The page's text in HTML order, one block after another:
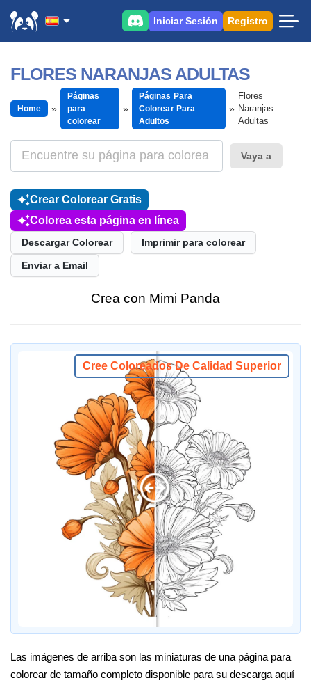
Iniciar Sesión Registro
FLORES NARANJAS ADULTAS
Home
Páginas
para
colorear
Páginas Para
Colorear Para
Adultos
Flores
Naranjas
Adultas
Vaya a
Crear Colorear Gratis
Colorea esta página en línea
Descargar Colorear Imprimir para colorear
Enviar a Email
Crea con Mimi Panda
Cree Coloreados De Calidad Superior
Las imágenes de arriba son las miniaturas de una página para
colorear de tamaño completo disponible para su descarga aquí